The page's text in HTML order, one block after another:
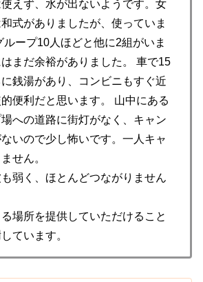
えず、水が出ないようです。女
式がありましたが、使っていま
ープ10人ほどと他に2組がいま
まだ余裕がありました。 車で15
銭湯があり、コンビニもすぐ近
便利だと思います。 山中にある
への道路に街灯がなく、キャン
いので少し怖いです。一人キャ
せん。
弱く、ほとんどつながりません
場所を提供していただけること
ています。